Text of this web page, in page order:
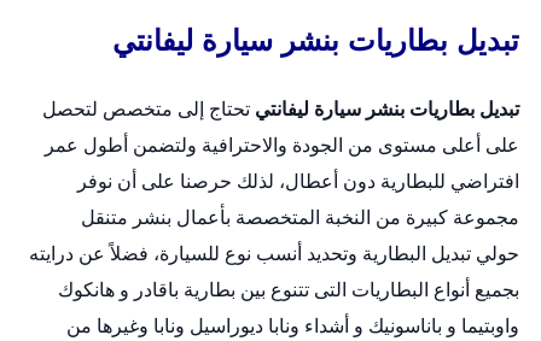
تبديل بطاريات بنشر سيارة ليفانتي
تبديل بطاريات بنشر سيارة ليفانتي تحتاج إلى متخصص لتحصل
على أعلى مستوى من الجودة والاحترافية ولتضمن أطول عمر
افتراضي للبطارية دون أعطال، لذلك حرصنا على أن نوفر
مجموعة كبيرة من النخبة المتخصصة بأعمال بنشر متنقل
حولي تبديل البطارية وتحديد أنسب نوع للسيارة، فضلاً عن درايته
بجميع أنواع البطاريات التى تتنوع بين بطارية باقادر و هانكوك
واوبتيما و باناسونيك و أشداء ونابا ديوراسيل ونابا وغيرها من